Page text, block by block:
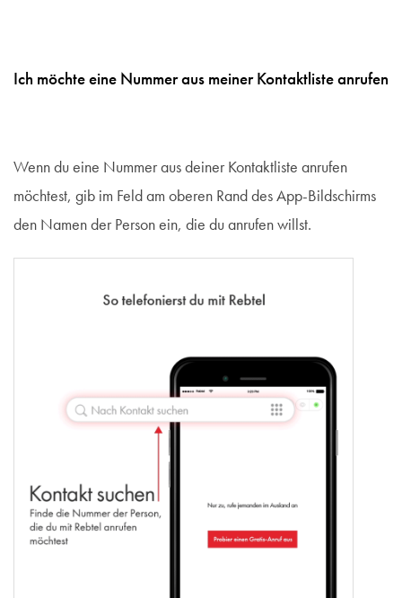
Ich möchte eine Nummer aus meiner Kontaktliste anrufen
Wenn du eine Nummer aus deiner Kontaktliste anrufen
möchtest, gib im Feld am oberen Rand des App-Bildschirms
den Namen der Person ein, die du anrufen willst.